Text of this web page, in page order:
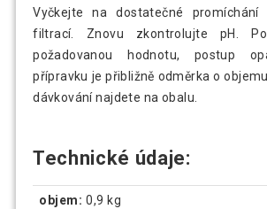
Vyčkejte na dostatečné promíchání
filtrací. Znovu zkontrolujte pH.
požadovanou hodnotu, postup
přípravku je přibližně odměrka o
dávkování najdete na obalu.
Technické údaje:
objem: 0,9 kg